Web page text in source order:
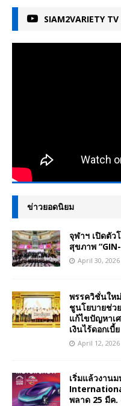
SIAM2VARIETY TV
ข่าวยอดนิยม
จุฬาฯ เปิดตัว
สุขภาพ
April 30, 2026
พรรควิชั่นให
ชูนโยบายช่ว
แก้ไขปัญหาเ
เงินไร้ดอกเบี้ย
April 12, 2026
เริ่มแล้วงาน
พลาด 25 มีค.